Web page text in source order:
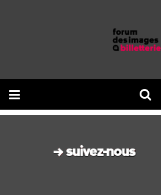
RETOUR À L'ACCUEIL
RETOUR AU SITE